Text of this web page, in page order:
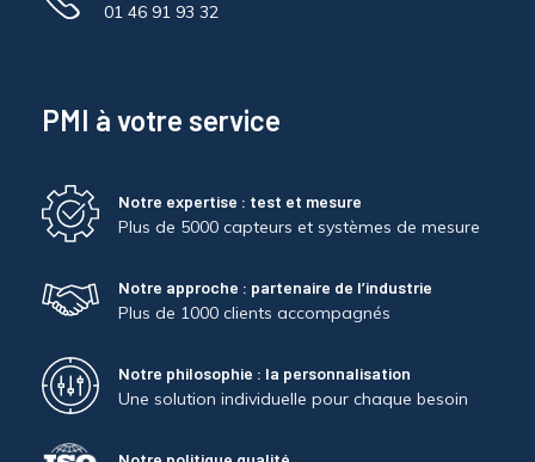
01 46 91 93 32
PMI à votre service
Notre expertise : test et mesure
Plus de 5000 capteurs et systèmes de mesure
Notre approche : partenaire de l’industrie
Plus de 1000 clients accompagnés
Notre philosophie : la personnalisation
Une solution individuelle pour chaque besoin